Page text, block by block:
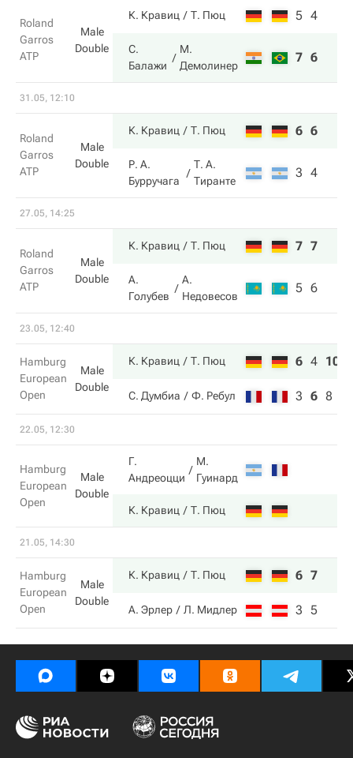
Roland
Garros
ATP
Male
Double
К. Кравиц Т. Пюц 5 4
С.
Балажи
М.
Демолинер
7 6
31.05, 12:10
Roland
Garros
ATP
Male
Double
К. Кравиц Т. Пюц 6 6
Р. А.
Бурручага
Т. А.
Тиранте
3 4
27.05, 14:25
Roland
Garros
ATP
Male
Double
К. Кравиц Т. Пюц 7 7
А.
Голубев
А.
Недовесов
5 6
23.05, 12:40
Hamburg
European
Open
Male
Double
К. Кравиц Т. Пюц 6 4 10
С. Думбиа Ф. Ребул 3 6 8
22.05, 12:30
Hamburg
European
Open
Male
Double
Г.
Андреоцци
М.
Гуинард
К. Кравиц Т. Пюц
21.05, 14:30
Hamburg
European
Open
Male
Double
К. Кравиц Т. Пюц 6 7
А. Эрлер Л. Мидлер 3 5